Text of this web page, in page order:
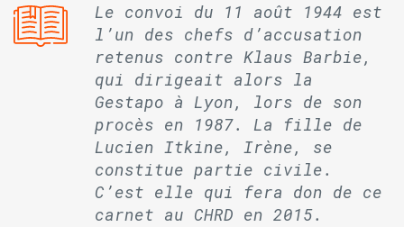
Le convoi du 11 août 1944 est
l’un des chefs d’accusation
retenus contre Klaus Barbie,
qui dirigeait alors la
Gestapo à Lyon, lors de son
procès en 1987. La fille de
Lucien Itkine, Irène, se
constitue partie civile.
C’est elle qui fera don de ce
carnet au CHRD en 2015.